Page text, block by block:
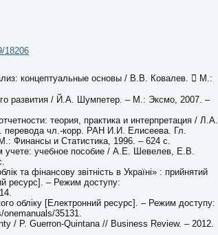
18206
концептуальные основы / В.В. Ковалев.  М.:
развития / Й.А. Шумпетер. – М.: Эксмо, 2007. –
теория, практика и интерпретация / Л.А.
перевода чл.-корр. РАН И.И. Елисеева. Гл.
Финансы и Статистика, 1996. – 624 с.
учете: учебное пособие / А.Е. Шевелев, Е.В.
та фінансову звітність в Україні» : прийнятий
ресурс]. – Режим доступу:
обліку [Електронний ресурс]. – Режим доступу:
onemanuals/35131.
/ P. Guerron-Quintana // Business Review. – 2012.